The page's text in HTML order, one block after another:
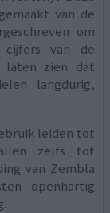
van de
om
cijfers van de
laten zien dat
langdurig,
leiden tot
zelfs tot
van Zembla
openhartig